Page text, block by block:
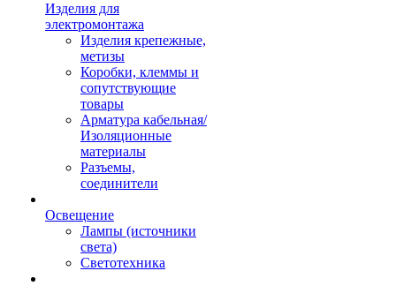
Изделия для
электромонтажа
Изделия крепежные,
метизы
Коробки, клеммы и
сопутствующие
товары
Арматура кабельная/
Изоляционные
материалы
Разъемы,
соединители
Освещение
Лампы (источники
света)
Светотехника